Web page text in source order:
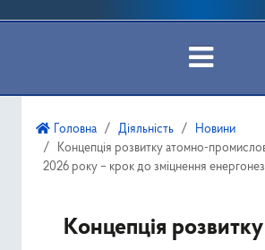
Діяльність
Головна Діяльність
Новини
Концепція розвитку атомно-
2026 року – крок до зміцнення
Концепція